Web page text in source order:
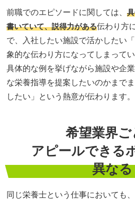
前職でのエピソードに関しては、
書いていて、説得力がある伝わり方
で、入社したい施設で活かしたい
象的な伝わり方になってしまって
具体的な例を挙げながら施設や企
な栄養指導を提案したいのかまで
したい」という熱意が伝わります。
希望業界ご
アピールできる
異なる
同じ栄養士という仕事においても